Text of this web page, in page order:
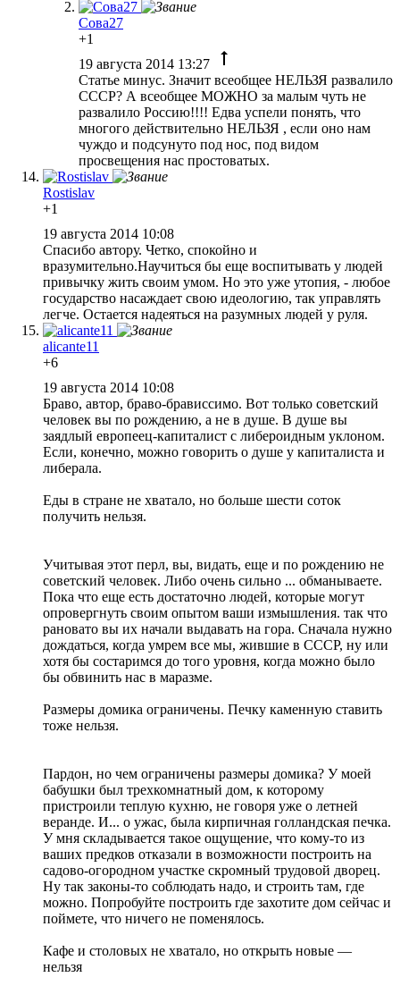
Сова27
+1
19 августа 2014 13:27
Статье минус. Значит всеобщее НЕЛЬЗЯ развалило
СССР? А всеобщее МОЖНО за малым чуть не
развалило Россию!!!! Едва успели понять, что
многого действительно НЕЛЬЗЯ , если оно нам
чуждо и подсунуто под нос, под видом
просвещения нас простоватых.
Rostislav
+1
19 августа 2014 10:08
Спасибо автору. Четко, спокойно и
вразумительно.Научиться бы еще воспитывать у людей
привычку жить своим умом. Но это уже утопия, - любое
государство насаждает свою идеологию, так управлять
легче. Остается надеяться на разумных людей у руля.
alicante11
+6
19 августа 2014 10:08
Браво, автор, браво-брависсимо. Вот только советский
человек вы по рождению, а не в душе. В душе вы
заядлый европеец-капиталист с либероидным уклоном.
Если, конечно, можно говорить о душе у капиталиста и
либерала.
Еды в стране не хватало, но больше шести соток
получить нельзя.
Учитывая этот перл, вы, видать, еще и по рождению не
советский человек. Либо очень сильно ... обманываете.
Пока что еще есть достаточно людей, которые могут
опровергнуть своим опытом ваши измышления. так что
рановато вы их начали выдавать на гора. Сначала нужно
дождаться, когда умрем все мы, жившие в СССР, ну или
хотя бы состаримся до того уровня, когда можно было
бы обвинить нас в маразме.
Размеры домика ограничены. Печку каменную ставить
тоже нельзя.
Пардон, но чем ограничены размеры домика? У моей
бабушки был трехкомнатный дом, к которому
пристроили теплую кухню, не говоря уже о летней
веранде. И... о ужас, была кирпичная голландская печка.
У мня складывается такое ощущение, что кому-то из
ваших предков отказали в возможности построить на
садово-огородном участке скромный трудовой дворец.
Ну так законы-то соблюдать надо, и строить там, где
можно. Попробуйте построить где захотите дом сейчас и
поймете, что ничего не поменялось.
Кафе и столовых не хватало, но открыть новые —
нельзя